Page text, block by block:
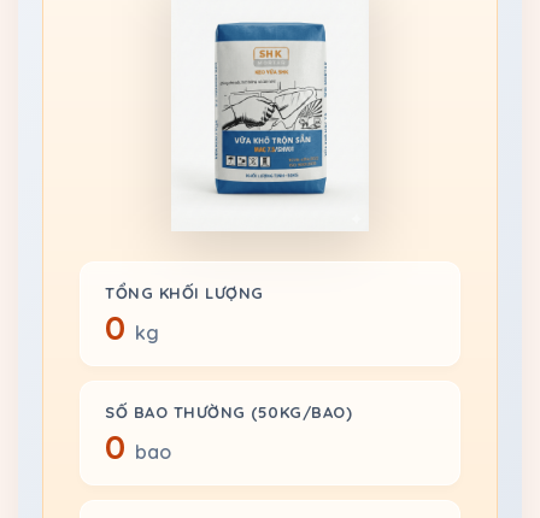
TỔNG KHỐI LƯỢNG
0 kg
SỐ BAO THƯỜNG (50KG/BAO)
0 bao